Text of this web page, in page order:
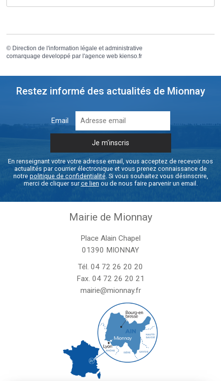
© Direction de l'information légale et administrative
comarquage developpé par l'agence web kienso.fr
Restez informé des actualités de Mionnay
Email
En renseignant votre votre adresse email, vous acceptez de recevoir nos
actualités par courrier électronique et vous prenez connaissance de
notre politique de confidentialité. Si vous souhaitez vous désinscrire,
merci de cliquer surce lien ou de nous faire parvenir un email.
Mairie de Mionnay
Place Alain Chapel
01390 MIONNAY
Tél. 04 72 26 20 20
Fax. 04 72 26 20 21
mairie@mionnay.fr